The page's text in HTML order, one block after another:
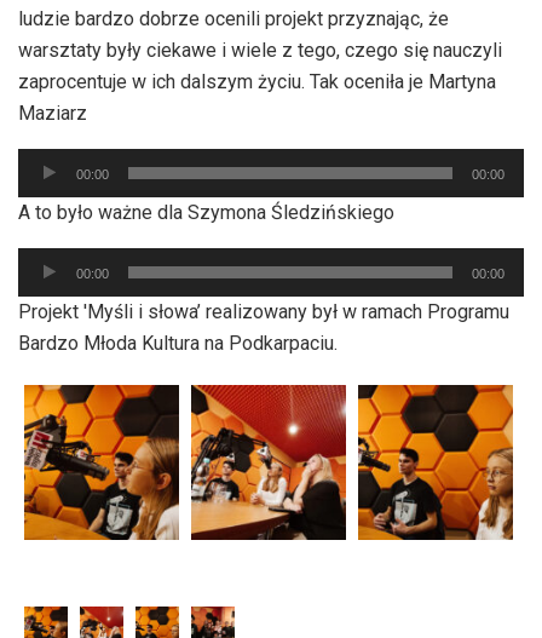
ludzie bardzo dobrze ocenili projekt przyznając, że
warsztaty były ciekawe i wiele z tego, czego się nauczyli
zaprocentuje w ich dalszym życiu. Tak oceniła je Martyna
Maziarz
Odtwarzacz
plików
dźwiękowych
00:00 00:00
A to było ważne dla Szymona Śledzińskiego
Odtwarzacz
plików
dźwiękowych
00:00 00:00
Projekt 'Myśli i słowa’ realizowany był w ramach Programu
Bardzo Młoda Kultura na Podkarpaciu.